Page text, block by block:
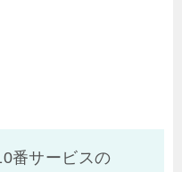
番サービスの